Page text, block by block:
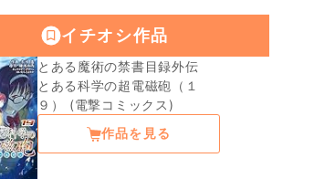
イチオシ作品
とある魔術の禁書目録外伝
とある科学の超電磁砲（１
９） (電撃コミックス)
作品を見る